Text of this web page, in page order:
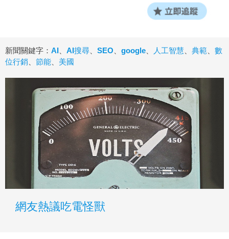
新聞關鍵字： AI AI搜尋 SEO google 人工智慧 典範
數
位行銷
節能 美國
網友熱議吃電怪獸